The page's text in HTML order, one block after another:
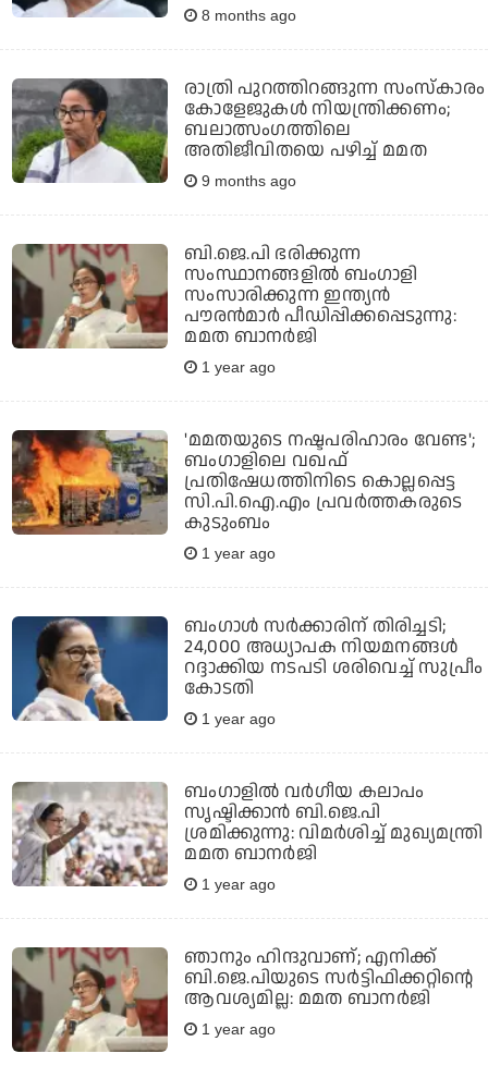
8 months ago
രാത്രി പുറത്തിറങ്ങുന്ന സംസ്കാരം
കോളേജുകൾ നിയന്ത്രിക്കണം;
ബലാത്സംഗത്തിലെ
അതിജീവിതയെ പഴിച്ച് മമത
9 months ago
ബി.ജെ.പി ഭരിക്കുന്ന
സംസ്ഥാനങ്ങളില്‍ ബംഗാളി
സംസാരിക്കുന്ന ഇന്ത്യൻ
പൗരൻമാർ പീഡിപ്പിക്കപ്പെടുന്നു:
മമത ബാനര്‍ജി
1 year ago
'മമതയുടെ നഷ്ടപരിഹാരം വേണ്ട';
ബംഗാളിലെ വഖഫ്
പ്രതിഷേധത്തിനിടെ കൊല്ലപ്പെട്ട
സി.പി.ഐ.എം പ്രവര്‍ത്തകരുടെ
കുടുംബം
1 year ago
ബംഗാള്‍ സര്‍ക്കാരിന് തിരിച്ചടി;
24,000 അധ്യാപക നിയമനങ്ങൾ
റദ്ദാക്കിയ നടപടി ശരിവെച്ച് സുപ്രീം
കോടതി
1 year ago
ബംഗാളിൽ വർഗീയ കലാപം
സൃഷ്ടിക്കാൻ ബി.ജെ.പി
ശ്രമിക്കുന്നു: വിമർശിച്ച് മുഖ്യമന്ത്രി
മമത ബാനർജി
1 year ago
ഞാനും ഹിന്ദുവാണ്; എനിക്ക്
ബി.ജെ.പിയുടെ സര്‍ട്ടിഫിക്കറ്റിന്റെ
ആവശ്യമില്ല: മമത ബാനര്‍ജി
1 year ago